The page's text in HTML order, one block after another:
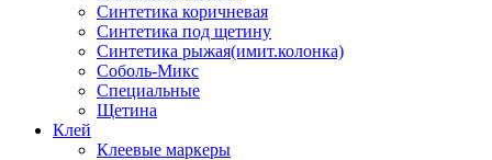
Синтетика коричневая
Синтетика под щетину
Синтетика рыжая(имит.колонка)
Соболь-Микс
Специальные
Щетина
Клей
Клеевые маркеры